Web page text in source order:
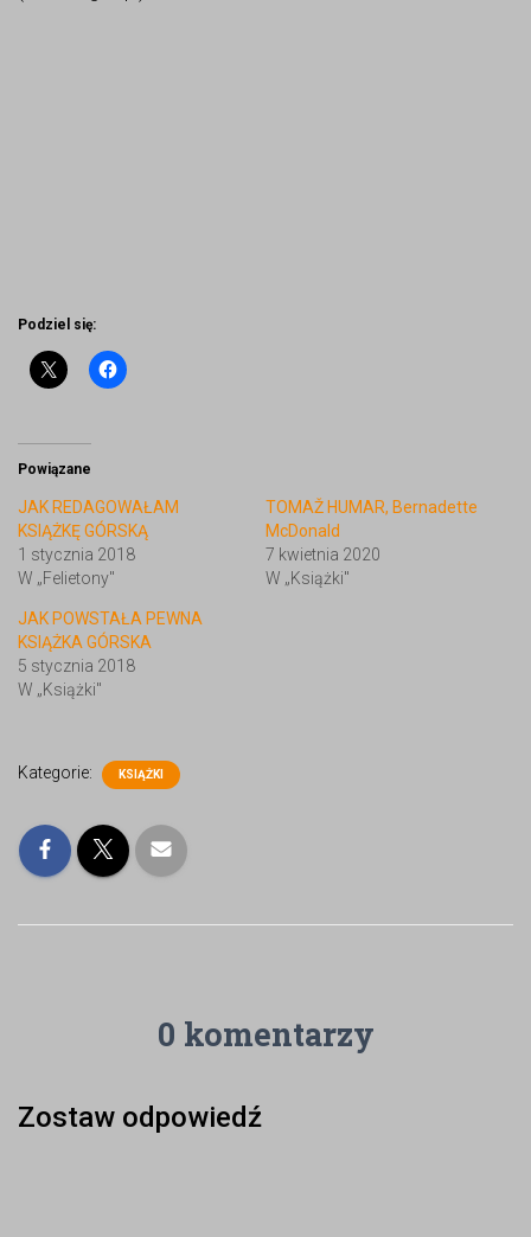
Podziel się:
Powiązane
JAK REDAGOWAŁAM
KSIĄŻKĘ GÓRSKĄ
1 stycznia 2018
W „Felietony"
TOMAŽ HUMAR, Bernadette
McDonald
7 kwietnia 2020
W „Książki"
JAK POWSTAŁA PEWNA
KSIĄŻKA GÓRSKA
5 stycznia 2018
W „Książki"
Kategorie: KSIĄŻKI
0 komentarzy
Zostaw odpowiedź